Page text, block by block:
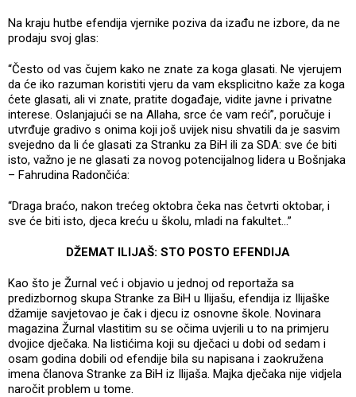
Na kraju hutbe efendija vjernike poziva da izađu ne izbore, da ne
prodaju svoj glas:
“Često od vas čujem kako ne znate za koga glasati. Ne vjerujem
da će iko razuman koristiti vjeru da vam eksplicitno kaže za koga
ćete glasati, ali vi znate, pratite događaje, vidite javne i privatne
interese. Oslanjajući se na Allaha, srce će vam reći”, poručuje i
utvrđuje gradivo s onima koji još uvijek nisu shvatili da je sasvim
svejedno da li će glasati za Stranku za BiH ili za SDA: sve će biti
isto, važno je ne glasati za novog potencijalnog lidera u Bošnjaka
– Fahrudina Radončića:
“Draga braćo, nakon trećeg oktobra čeka nas četvrti oktobar, i
sve će biti isto, djeca kreću u školu, mladi na fakultet...”
DŽEMAT ILIJAŠ: STO POSTO EFENDIJA
Kao što je Žurnal već i objavio u jednoj od reportaža sa
predizbornog skupa Stranke za BiH u Ilijašu, efendija iz Ilijaške
džamije savjetovao je čak i djecu iz osnovne škole. Novinara
magazina Žurnal vlastitim su se očima uvjerili u to na primjeru
dvojice dječaka. Na listićima koji su dječaci u dobi od sedam i
osam godina dobili od efendije bila su napisana i zaokružena
imena članova Stranke za BiH iz Ilijaša. Majka dječaka nije vidjela
naročit problem u tome.